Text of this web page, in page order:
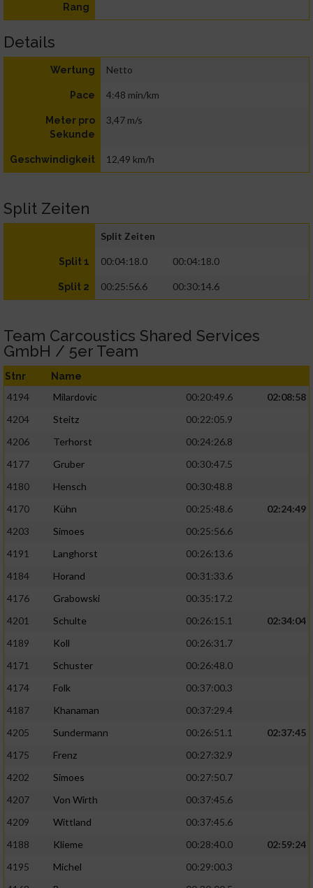
Rang
Details
Wertung Netto
Pace 4:48 min/km
Meter pro
Sekunde
3,47 m/s
Geschwindigkeit 12,49 km/h
Split Zeiten
Split Zeiten
Split 1 00:04:18.0 00:04:18.0
Split 2 00:25:56.6 00:30:14.6
Team Carcoustics Shared Services
GmbH / 5er Team
Stnr Name
4194 Milardovic 00:20:49.6
02:08:58
4204
Steitz
00:22:05.9
4206
Terhorst
00:24:26.8
4177
Gruber
00:30:47.5
4180
Hensch
00:30:48.8
4170
Kühn 00:25:48.6
02:24:49
4203
Simoes
00:25:56.6
4191
Langhorst
00:26:13.6
4184
Horand
00:31:33.6
4176
Grabowski
00:35:17.2
4201
Schulte 00:26:15.1
02:34:04
4189
Koll
00:26:31.7
4171
Schuster
00:26:48.0
4174
Folk
00:37:00.3
4187
Khanaman
00:37:29.4
4205
Sundermann 00:26:51.1
02:37:45
4175
Frenz
00:27:32.9
4202
Simoes
00:27:50.7
4207
Von Wirth
00:37:45.6
4209
Wittland
00:37:45.6
4188
Klieme 00:28:40.0
02:59:24
4195
Michel
00:29:00.3